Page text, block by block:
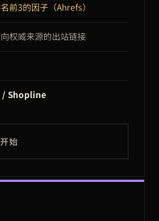
前3的因子（Ahrefs）
权威来源的出站链接
/ Shopline
始